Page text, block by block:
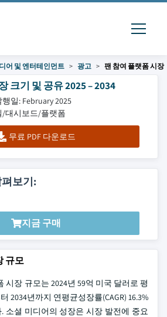
어 및 엔터테인먼트 광고 팬 참여 플랫폼 시장
크기 및 공유 2025 – 2034
행일: February 2025
/대시보드/플랫폼
무료 PDF 다운로드
보기:
지금 구매
규모
시장 규모는 2024년 59억 미국 달러로 평
2034년까지 연평균성장률(CAGR) 16.3%
소셜 미디어의 성장은 시장 발전에 중요